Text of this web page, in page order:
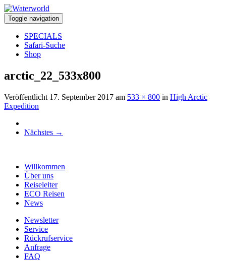
Toggle navigation
SPECIALS
Safari-Suche
Shop
arctic_22_533x800
Veröffentlicht 17. September 2017 am 533 × 800 in High Arctic
Expedition
Nächstes →
Willkommen
Über uns
Reiseleiter
ECO Reisen
News
Newsletter
Service
Rückrufservice
Anfrage
FAQ